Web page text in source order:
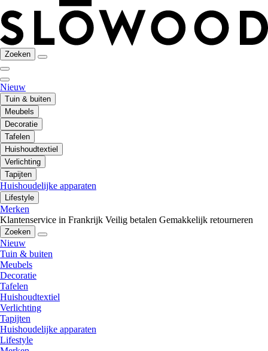
Zoeken
Nieuw
Tuin & buiten
Meubels
Decoratie
Tafelen
Huishoudtextiel
Verlichting
Tapijten
Huishoudelijke apparaten
Lifestyle
Merken
Klantenservice in Frankrijk Veilig betalen Gemakkelijk retourneren
Zoeken
Nieuw
Tuin & buiten
Meubels
Decoratie
Tafelen
Huishoudtextiel
Verlichting
Tapijten
Huishoudelijke apparaten
Lifestyle